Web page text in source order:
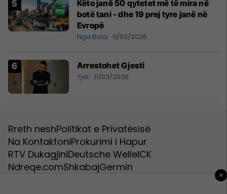
Këto janë 50 qytetet më të mira në
botë tani - dhe 19 prej tyre janë në
Evropë
Nga Bota 11/03/2026
Arrestohet Gjesti
Yjet 11/03/2026
Rreth neshPolitikat e Privatësisë
Na KontaktoniProkurimi i Hapur
RTV DukagjiniDeutsche WelleICK
Ndreqe.comShkabajGermin
×